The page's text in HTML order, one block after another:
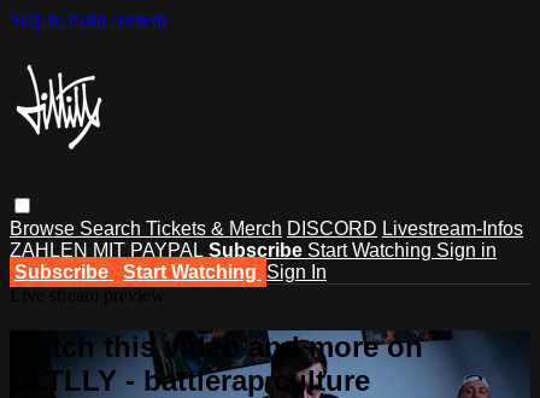
Skip to main content
Browse Search Tickets & Merch DISCORD Livestream-Infos
ZAHLEN MIT PAYPAL Subscribe Start Watching Sign in
Subscribe
Start Watching Sign In
Watch this video and more on
DLTLLY - battlerap culture